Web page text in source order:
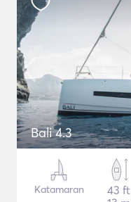
Bali 4.3
Katamaran
43 ft